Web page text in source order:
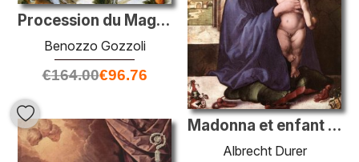
Procession du Magus Caspar (détail)
Benozzo Gozzoli
€164.00€96.76
Madonna et enfant (Haller Madonna)
Albrecht Durer